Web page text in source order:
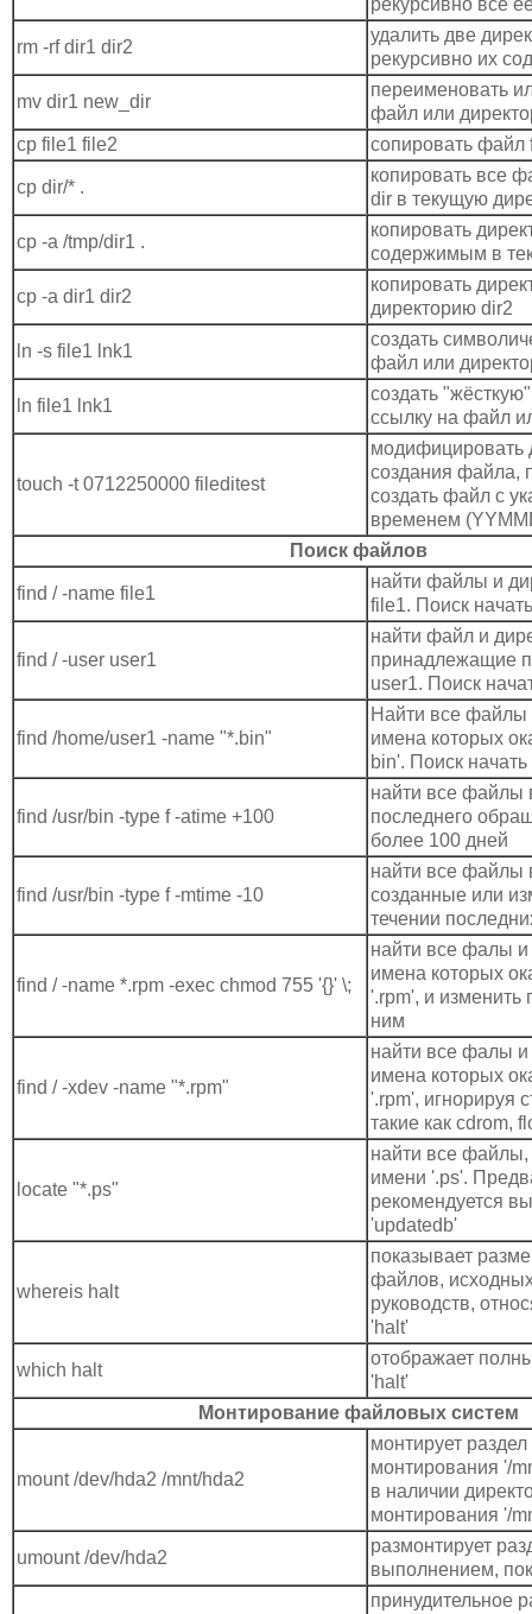
rm -rf dir1 dir2
удалить две
рекурсивно их
mv dir1 new_dir
переименовать
файл или
cp file1 file2
сопировать
cp dir/* .
копировать все
dir в текущую
cp -a /tmp/dir1 .
копировать
содержимым в
cp -a dir1 dir2
копировать
директорию dir2
ln -s file1 lnk1
создать
файл или
ln file1 lnk1
создать
ссылку на файл
touch -t 0712250000 fileditest
модифицировать
создания файла,
создать файл с
временем
Поиск файлов
find / -name file1
найти файлы и
file1. Поиск
find / -user user1
найти файл и
принадлежащие
user1. Поиск
find /home/user1 -name "*.bin"
Найти все файлы
имена которых
bin'. Поиск
find /usr/bin -type f -atime +100
найти все файлы
последнего
более 100 дней
find /usr/bin -type f -mtime -10
найти все файлы
созданные или
течении
find / -name *.rpm -exec chmod 755 '{}' \;
найти все фалы и
имена которых
'.rpm', и изменить
ним
find / -xdev -name "*.rpm"
найти все фалы и
имена которых
'.rpm', игнорируя
такие как cdrom,
locate "*.ps"
найти все
имени '.ps'.
рекомендуется
'updatedb'
whereis halt
показывает
файлов,
руководств,
'halt'
which halt
отображает
'halt'
Монтирование файловых систем
mount /dev/hda2 /mnt/hda2
монтирует
монтирования '/
в наличии
монтирования '/
umount /dev/hda2
размонтирует
выполнением,
принудительное